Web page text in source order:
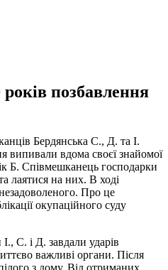
позбавлення
Бердянська С., Д. та І.
випивали вдома своєї знайомої
Б. Співмешканець господарки
лаятися на них. В ході
Про це
окупаційного суду
С. і Д. завдали ударів
важливі органи. Після
з дому. Від отриманих